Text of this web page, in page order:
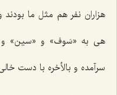
هزاران نفر هم مثل ما
هی به «سَوف» و «سین» و
سرآمده و بالأخره با دست